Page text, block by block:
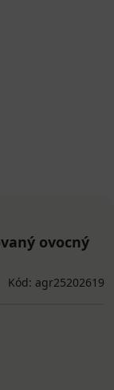
ovocný
Kód: agr25202619